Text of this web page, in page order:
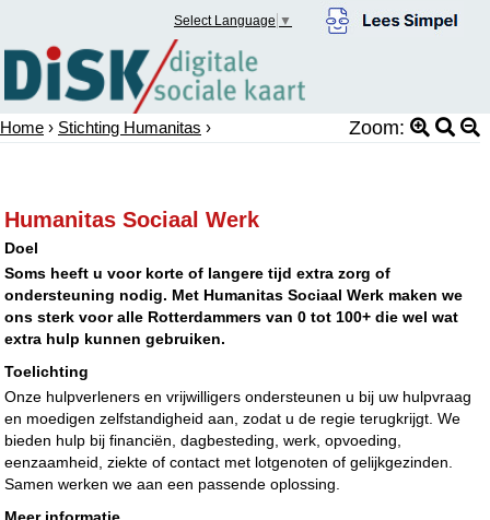
Select Language ▼
Home › Stichting Humanitas › Zoom:
Humanitas Sociaal Werk
Doel
Soms heeft u voor korte of langere tijd extra zorg of
ondersteuning nodig. Met Humanitas Sociaal Werk maken we
ons sterk voor alle Rotterdammers van 0 tot 100+ die wel wat
extra hulp kunnen gebruiken.
Toelichting
Onze hulpverleners en vrijwilligers ondersteunen u bij uw hulpvraag
en moedigen zelfstandigheid aan, zodat u de regie terugkrijgt. We
bieden hulp bij financiën, dagbesteding, werk, opvoeding,
eenzaamheid, ziekte of contact met lotgenoten of gelijkgezinden.
Samen werken we aan een passende oplossing.
Meer informatie